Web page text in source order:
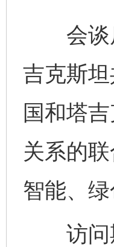
会谈后
吉克斯
国和塔
关系的
智能、
访问期